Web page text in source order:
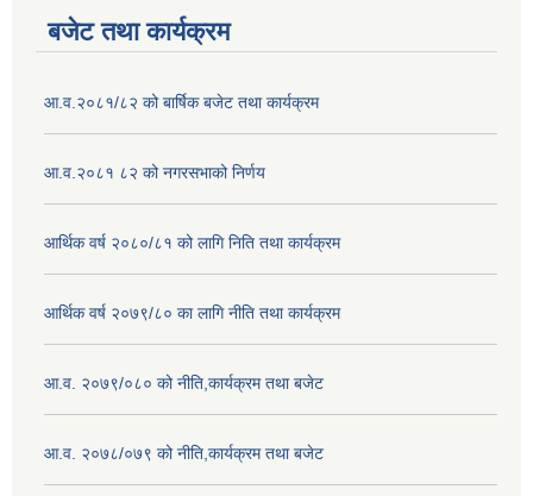
बजेट तथा कार्यक्रम
आ.व.२०८१/८२ को बार्षिक बजेट तथा कार्यक्रम
आ.व.२०८१ ८२ को नगरसभाको निर्णय
आर्थिक वर्ष २०८०/८१ को लागि निति तथा कार्यक्रम
आर्थिक वर्ष २०७९/८० का लागि नीति तथा कार्यक्रम
आ.व. २०७९/०८० को नीति,कार्यक्रम तथा बजेट
आ.व. २०७८/०७९ को नीति,कार्यक्रम तथा बजेट